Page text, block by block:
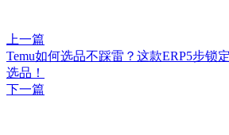
上一篇
Temu如何选品不踩雷？这款ERP5步锁
选品！
下一篇